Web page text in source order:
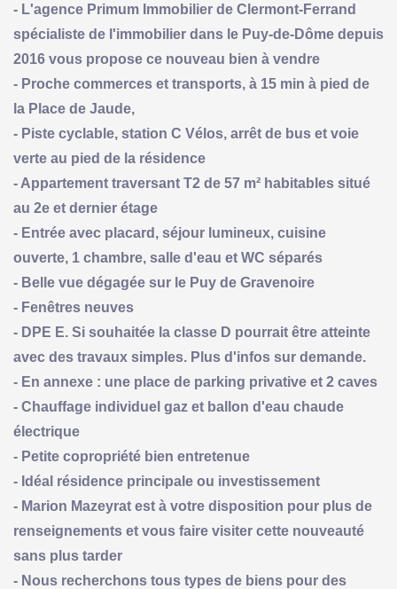
- L'agence Primum Immobilier de Clermont-Ferrand
spécialiste de l'immobilier dans le Puy-de-Dôme depuis
2016 vous propose ce nouveau bien à vendre
- Proche commerces et transports, à 15 min à pied de
la Place de Jaude,
- Piste cyclable, station C Vélos, arrêt de bus et voie
verte au pied de la résidence
- Appartement traversant T2 de 57 m² habitables situé
au 2e et dernier étage
- Entrée avec placard, séjour lumineux, cuisine
ouverte, 1 chambre, salle d'eau et WC séparés
- Belle vue dégagée sur le Puy de Gravenoire
- Fenêtres neuves
- DPE E. Si souhaitée la classe D pourrait être atteinte
avec des travaux simples. Plus d'infos sur demande.
- En annexe : une place de parking privative et 2 caves
- Chauffage individuel gaz et ballon d'eau chaude
électrique
- Petite copropriété bien entretenue
- Idéal résidence principale ou investissement
- Marion Mazeyrat est à votre disposition pour plus de
renseignements et vous faire visiter cette nouveauté
sans plus tarder
- Nous recherchons tous types de biens pour des